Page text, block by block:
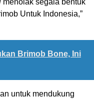
menolak segala bentuk
Untuk Indonesia,”
Brimob Bone, Ini
untuk mendukung